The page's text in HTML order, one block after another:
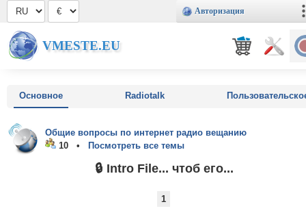
Авторизация
VMESTE.EU
Основное Radiotalk
Общие вопросы по интернет радио вещанию
10 •
Посмотреть все темы
🔒 Intro File... чтоб его...
1